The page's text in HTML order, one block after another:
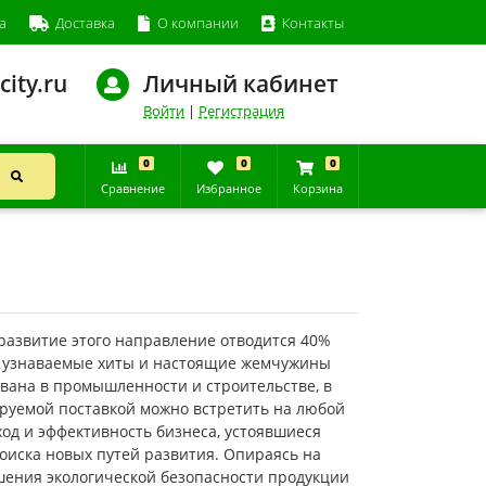
Доставка О компании Контакты
Личный кабинет
Войти | Регистрация
0
Сравнение
0
Избранное
0
Корзина
этого направление отводится 40%
хиты и настоящие жемчужины
в промышленности и строительстве, в
поставкой можно встретить на любой
и эффективность бизнеса, устоявшиеся
новых путей развития. Опираясь на
экологической безопасности продукции